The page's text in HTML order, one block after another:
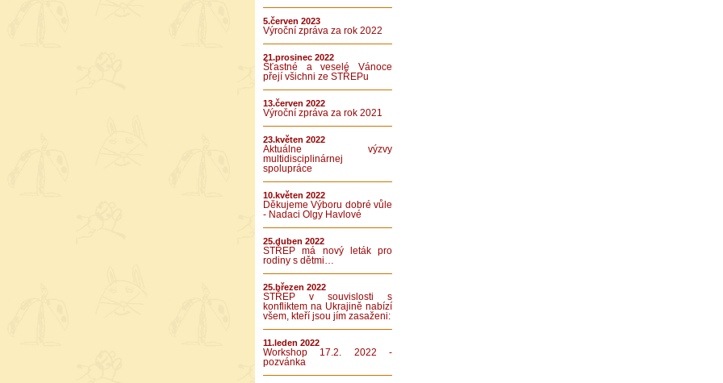
5.červen 2023
Výroční zpráva za rok 2022
21.prosinec 2022
Šťastné a veselé Vánoce
přejí všichni ze STŘEPu
13.červen 2022
Výroční zpráva za rok 2021
23.květen 2022
Aktuálne výzvy
multidisciplinárnej
spolupráce
10.květen 2022
Děkujeme Výboru dobré vůle
- Nadaci Olgy Havlové
25.duben 2022
STŘEP má nový leták pro
rodiny s dětmi…
25.březen 2022
STŘEP v souvislosti s
konfliktem na Ukrajině nabízí
všem, kteří jsou jím zasaženi:
11.leden 2022
Workshop 17.2. 2022 -
pozvánka